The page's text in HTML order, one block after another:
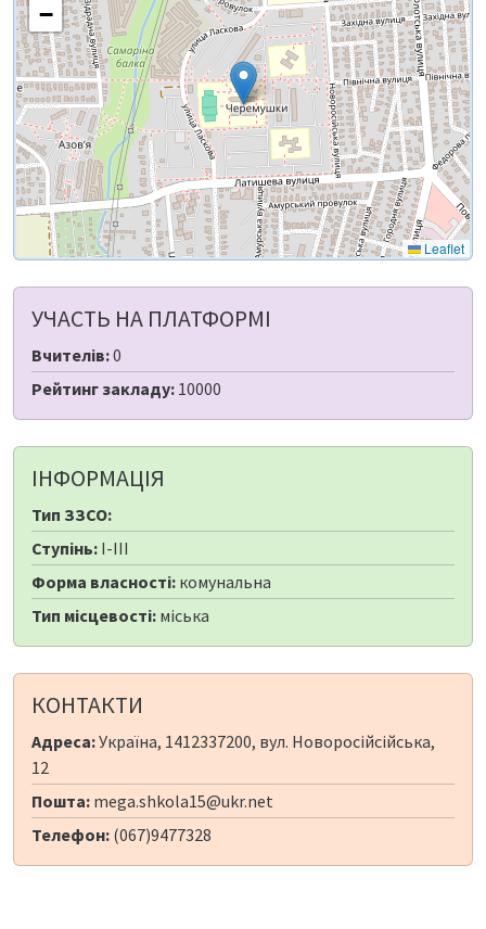
−
Leaflet
УЧАСТЬ НА ПЛАТФОРМІ
Вчителів:0
Рейтинг закладу: 10000
ІНФОРМАЦІЯ
Тип ЗЗСО:
Ступінь: I-III
Форма власності: комунальна
Тип місцевості: міська
КОНТАКТИ
Адреса:Україна, 1412337200, вул. Новоросійсійська,
12
Пошта: mega.shkola15@ukr.net
Телефон: (067)9477328